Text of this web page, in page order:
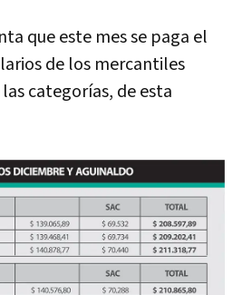
que este mes se paga el
de los mercantiles
categorías, de esta